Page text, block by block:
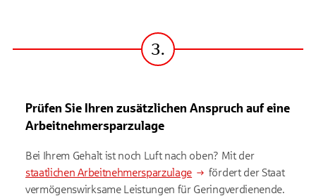
Schritt
3.
Prüfen Sie Ihren zusätzlichen Anspruch auf eine
Arbeitnehmersparzulage
Bei Ihrem Gehalt ist noch Luft nach oben? Mit der
staatlichen Arbeitnehmersparzulage
fördert der Staat
vermögenswirksame Leistungen für Geringverdienende.